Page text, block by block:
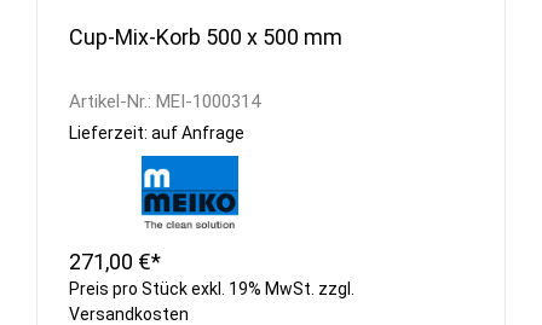
Cup-Mix-Korb 500 x 500 mm
Artikel-Nr.: MEI-1000314
Lieferzeit: auf Anfrage
271,00 €*
Preis pro Stück exkl. 19% MwSt. zzgl.
Versandkosten